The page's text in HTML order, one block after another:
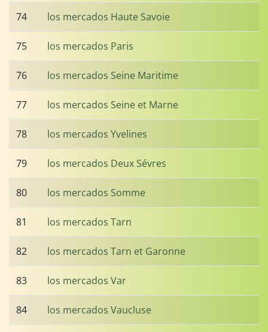
74 los mercados Haute Savoie
75 los mercados Paris
76 los mercados Seine Maritime
77 los mercados Seine et Marne
78 los mercados Yvelines
79 los mercados Deux Sévres
80 los mercados Somme
81 los mercados Tarn
82 los mercados Tarn et Garonne
83 los mercados Var
84 los mercados Vaucluse